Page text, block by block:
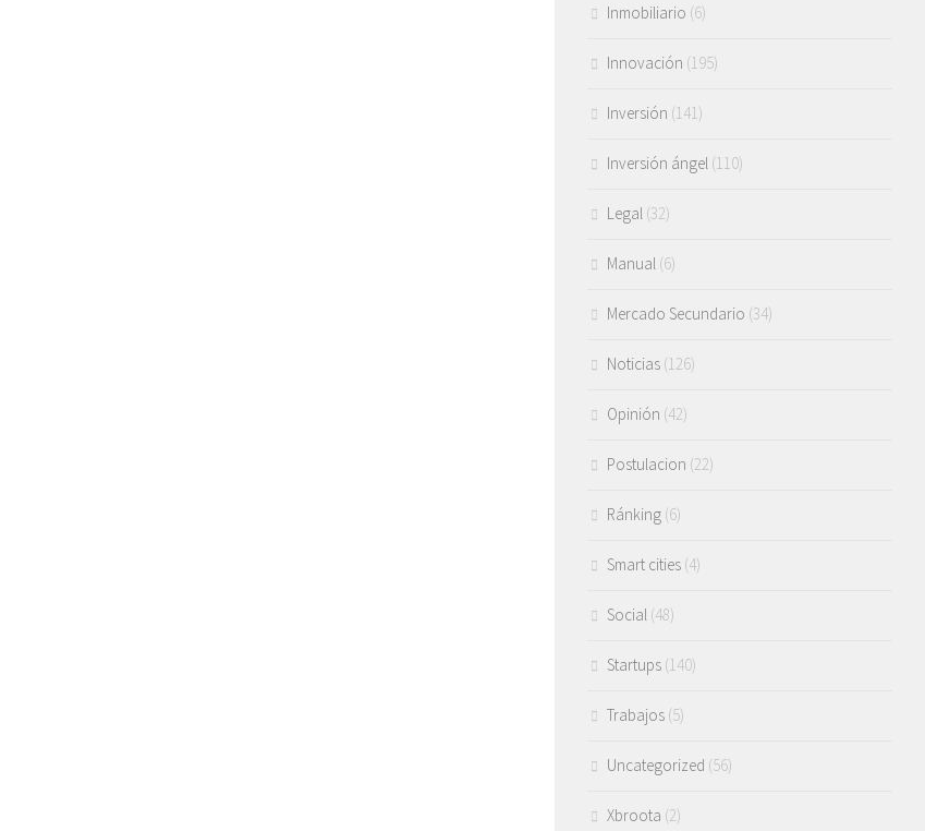
Inmobiliario (6)
Innovación (195)
Inversión (141)
Inversión ángel (110)
Legal (32)
Manual (6)
Mercado Secundario (34)
Noticias (126)
Opinión (42)
Postulacion (22)
Ránking (6)
Smart cities (4)
Social (48)
Startups (140)
Trabajos (5)
Uncategorized (56)
Xbroota (2)